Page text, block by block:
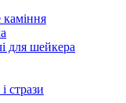
каміння
для шейкера
стрази